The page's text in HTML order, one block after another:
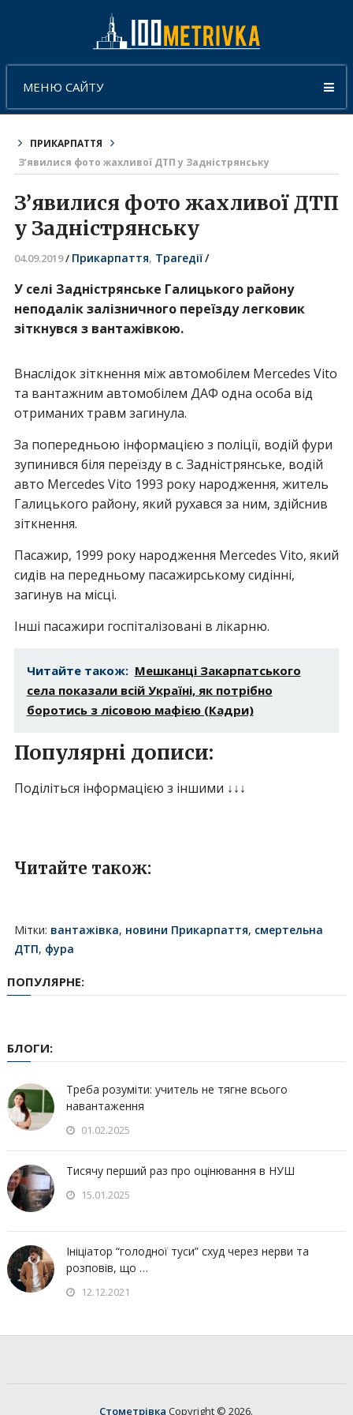
МЕНЮ САЙТУ
ПРИКАРПАТТЯ
З’явилися фото жахливої ДТП у Задністрянську
З’явилися фото жахливої ДТП
у Задністрянську
04.09.2019/ Прикарпаття, Трагедії/
У селі Задністрянське Галицького району
неподалік залізничного переїзду легковик
зіткнувся з вантажівкою.
Внаслідок зіткнення між автомобілем Mercedes Vito
та вантажним автомобілем ДАФ одна особа від
отриманих травм загинула.
За попередньою інформацією з поліції, водій фури
зупинився біля переїзду в с. Задністрянське, водій
авто Mercedes Vito 1993 року народження, житель
Галицького району, який рухався за ним, здійснив
зіткнення.
Пасажир, 1999 року народження Mercedes Vito, який
сидів на передньому пасажирському сидінні,
загинув на місці.
Інші пасажири госпіталізовані в лікарню.
Читайте також: Мешканці Закарпатського
села показали всій Україні, як потрібно
бoрoтись з лісовою мaфiєю (Кадри)
Популярні дописи:
Поділіться інформацією з іншими ↓↓↓
Читайте також:
Мітки: вантажівка, новини Прикарпаття, смертельна
ДТП, фура
ПОПУЛЯРНЕ:
БЛОГИ:
Треба розуміти: учитель не тягне всього
навантаження
01.02.2025
Тисячу перший раз про оцінювання в НУШ
15.01.2025
Ініціатор “голодної туси” схуд через нерви та
розповів, що …
12.12.2021
Стометрівка Copyright © 2026.